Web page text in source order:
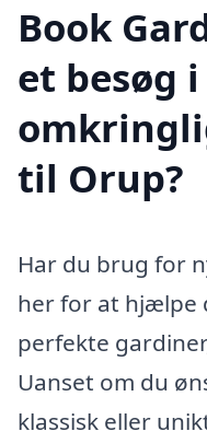
Book
et besøg
til Orup?
Har du brug for
her for at hjælpe
perfekte
Uanset om du
klassisk eller